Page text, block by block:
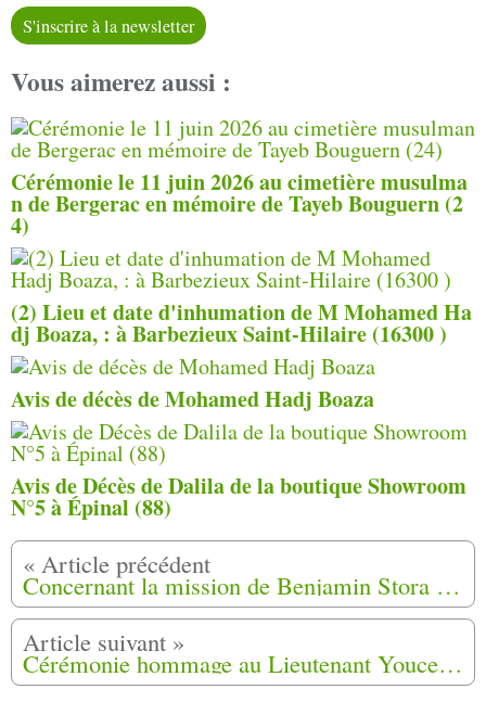
S'inscrire à la newsletter
Vous aimerez aussi :
Cérémonie le 11 juin 2026 au cimetière musulma
n de Bergerac en mémoire de Tayeb Bouguern (2
4)
(2) Lieu et date d'inhu­ma­tion de M Mohamed Ha
dj Boaza, : à Barbezieux Saint-Hilaire (16300 )
Avis de décès de Mohamed Hadj Boaza
Avis de Décès de Dalila de la boutique Showroom
N°5 à Épinal (88)
Concernant la mission de Benjamin Stora l'Association Générations Harkis saisit le conseil d'état
Cérémonie hommage au Lieutenant Youcef Ben-Brahim Samedi 5 septembre 2020 à Sireuil (Dordogne).